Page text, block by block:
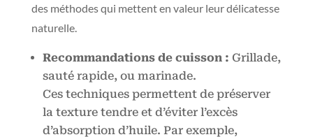
des méthodes qui mettent en valeur leur délicatesse
naturelle.
Recommandations de cuisson : Grillade,
sauté rapide, ou marinade.
Ces techniques permettent de préserver
la texture tendre et d’éviter l’excès
d’absorption d’huile. Par exemple,